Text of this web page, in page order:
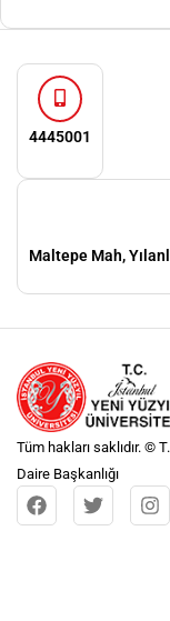
4445001
Maltepe Mah,
Tüm hakları saklıdır. ©
Daire Başkanlığı